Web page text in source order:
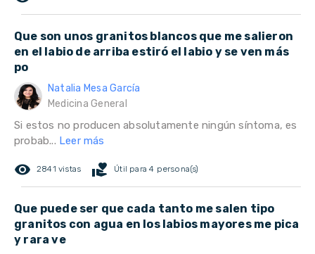
Que son unos granitos blancos que me salieron
en el labio de arriba estiró el labio y se ven más
po
Natalia Mesa García
Medicina General
Si estos no producen absolutamente ningún síntoma, es
probab... Leer más
remove_red_eye 2841 vistas volunteer_activism Útil para 4 persona(s)
Que puede ser que cada tanto me salen tipo
granitos con agua en los labios mayores me pica
y rara ve